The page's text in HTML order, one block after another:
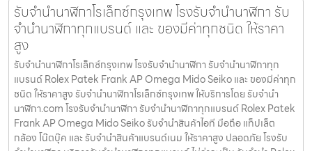
รับจำนำนาฬิกาโรเล็กซ์กรุงเทพ โรงรับจำนำนาฬิกา รับ
จำนำนาฬิกาทุกแบรนด์ และ ของมีค่าทุกชนิด ให้ราคา
สูง
รับจำนำนาฬิกาโรเล็กซ์กรุงเทพ โรงรับจำนำนาฬิกา รับจำนำนาฬิกาทุก
แบรนด์ Rolex Patek Frank AP Omega Mido Seiko และ ของมีค่าทุก
ชนิด ให้ราคาสูง รับจำนำนาฬิกาโรเล็กซ์กรุงเทพ ให้บริการโดย รับจํานํา
นาฬิกา.com โรงรับจำนำนาฬิกา รับจำนำนาฬิกาทุกแบรนด์ Rolex Patek
Frank AP Omega Mido Seiko รับจำนำสินค้าไอที มือถือ แท็ปเล็ต
กล้อง โน๊ตบุ๊ค และ รับจำนำสินค้าแบรนด์เนม ให้ราคาสูง ปลอดภัย โรงรับ